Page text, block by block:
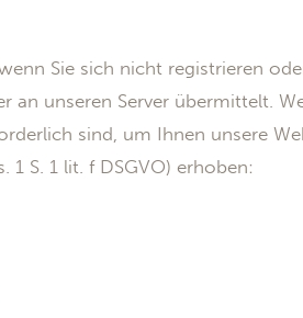
Sie sich nicht registrieren
unseren Server übermittelt.
sind, um Ihnen unsere
1 S. 1 lit. f DSGVO) erhoben: